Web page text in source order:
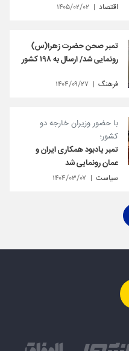
اقتصاد ۱۴۰۵/۰۲/۰۲
تمبر صحن حضرت زهرا(س)
رونمایی شد/ ارسال به ۱۹۸ کشور
فرهنگ ۱۴۰۴/۰۹/۲۷
با حضور وزیران خارجه دو
کشور؛
تمبر یادبود همکاری ایران و
عمان رونمایی شد
سیاست ۱۴۰۴/۰۳/۰۷